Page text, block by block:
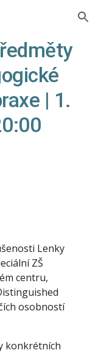
Skip to navigation
| 1.
Lenky
ZŠ
centru,
osobností
konkrétních